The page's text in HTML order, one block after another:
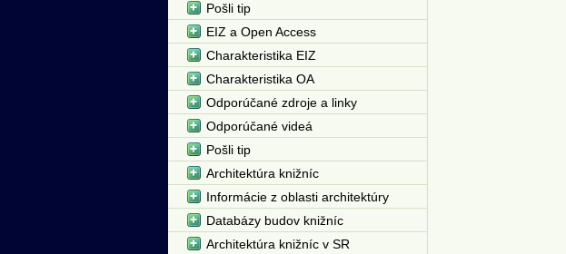
Pošli tip
EIZ a Open Access
Charakteristika EIZ
Charakteristika OA
Odporúčané zdroje a linky
Odporúčané videá
Pošli tip
Architektúra knižníc
Informácie z oblasti architektúry
Databázy budov knižníc
Architektúra knižníc v SR